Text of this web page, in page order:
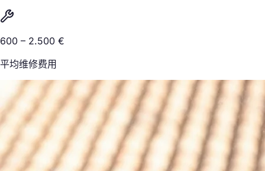
600 – 2.500 €
平均维修费用